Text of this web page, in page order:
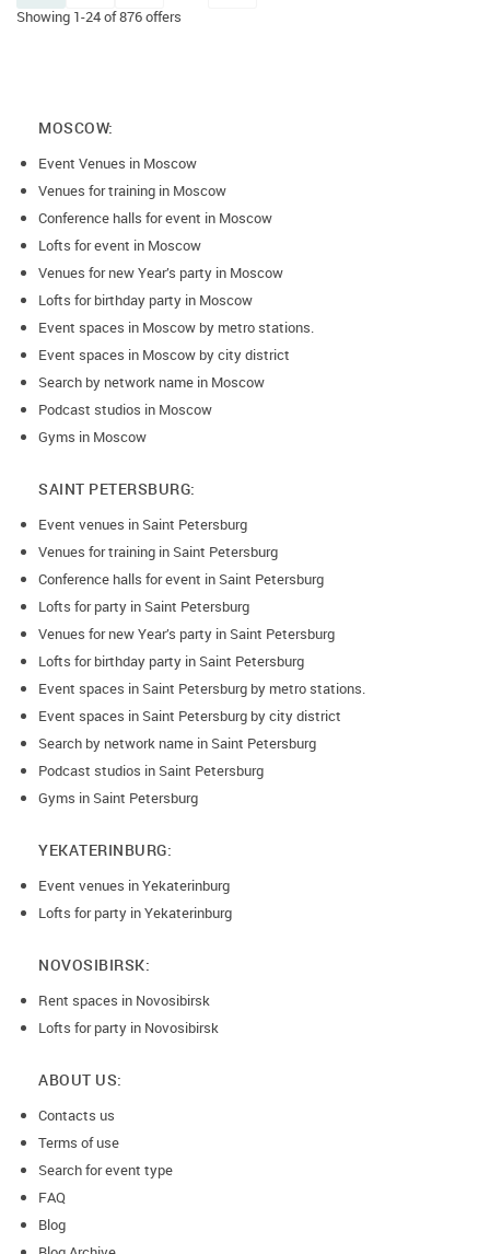
Showing 1-24 of 876 offers
MOSCOW:
Event Venues in Moscow
Venues for training in Moscow
Conference halls for event in Moscow
Lofts for event in Moscow
Venues for new Year’s party in Moscow
Lofts for birthday party in Moscow
Event spaces in Moscow by metro stations.
Event spaces in Moscow by city district
Search by network name in Moscow
Podcast studios in Moscow
Gyms in Moscow
SAINT PETERSBURG:
Event venues in Saint Petersburg
Venues for training in Saint Petersburg
Conference halls for event in Saint Petersburg
Lofts for party in Saint Petersburg
Venues for new Year’s party in Saint Petersburg
Lofts for birthday party in Saint Petersburg
Event spaces in Saint Petersburg by metro stations.
Event spaces in Saint Petersburg by city district
Search by network name in Saint Petersburg
Podcast studios in Saint Petersburg
Gyms in Saint Petersburg
YEKATERINBURG:
Event venues in Yekaterinburg
Lofts for party in Yekaterinburg
NOVOSIBIRSK:
Rent spaces in Novosibirsk
Lofts for party in Novosibirsk
ABOUT US:
Contacts us
Terms of use
Search for event type
FAQ
Blog